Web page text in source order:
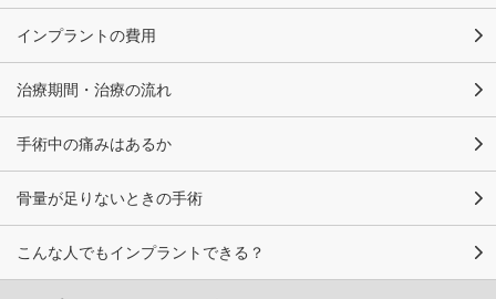
インプラントの費用
治療期間・治療の流れ
手術中の痛みはあるか
骨量が足りないときの手術
こんな人でもインプラントできる？